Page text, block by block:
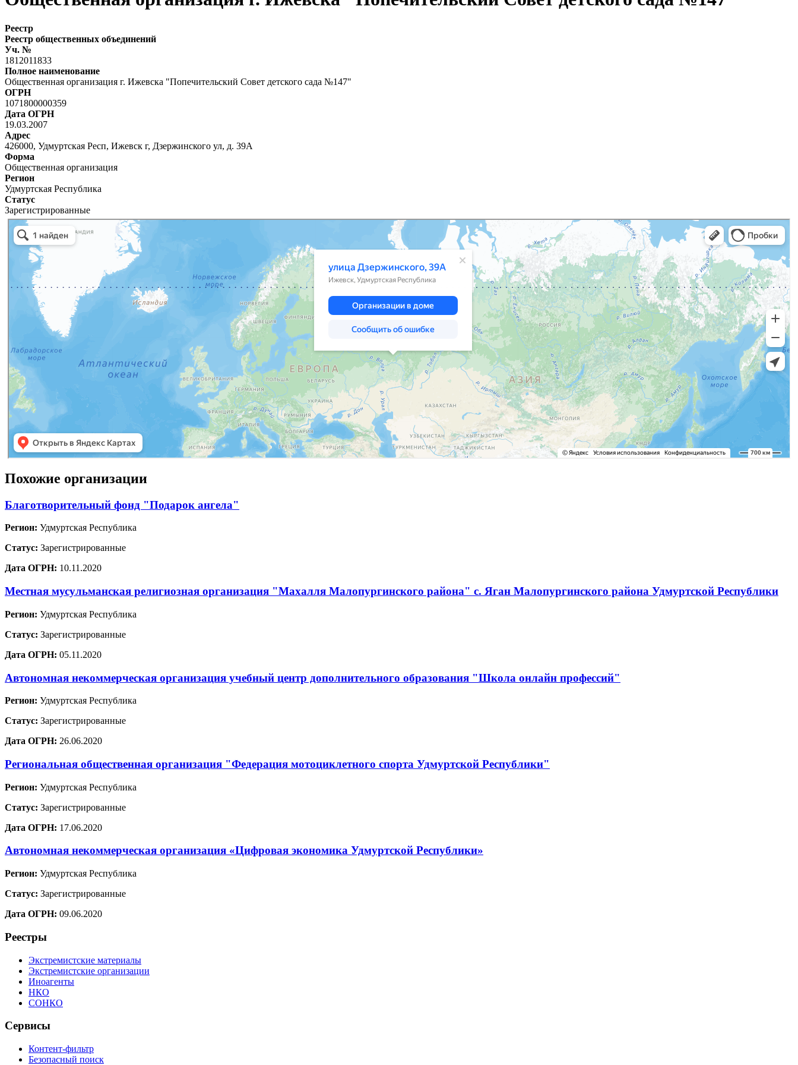
Реестр
Реестр общественных объединений
Уч. №
1812011833
Полное наименование
Общественная организация г. Ижевска "Попечительский Совет детского сада №147"
ОГРН
1071800000359
Дата ОГРН
19.03.2007
Адрес
426000, Удмуртская Респ, Ижевск г, Дзержинского ул, д. 39А
Форма
Общественная организация
Регион
Удмуртская Республика
Статус
Зарегистрированные
Похожие организации
Благотворительный фонд "Подарок ангела"
Регион: Удмуртская Республика
Статус: Зарегистрированные
Дата ОГРН: 10.11.2020
Местная мусульманская религиозная организация "Махалля Малопургинского района" с. Яган Малопургинского района Удмуртской Республики
Регион: Удмуртская Республика
Статус: Зарегистрированные
Дата ОГРН: 05.11.2020
Автономная некоммерческая организация учебный центр дополнительного образования "Школа онлайн профессий"
Регион: Удмуртская Республика
Статус: Зарегистрированные
Дата ОГРН: 26.06.2020
Региональная общественная организация "Федерация мотоциклетного спорта Удмуртской Республики"
Регион: Удмуртская Республика
Статус: Зарегистрированные
Дата ОГРН: 17.06.2020
Автономная некоммерческая организация «Цифровая экономика Удмуртской Республики»
Регион: Удмуртская Республика
Статус: Зарегистрированные
Дата ОГРН: 09.06.2020
Реестры
Экстремистские материалы
Экстремистские организации
Иноагенты
НКО
СОНКО
Сервисы
Контент-фильтр
Безопасный поиск